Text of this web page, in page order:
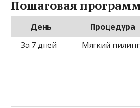
Пошаговая
День Процедура
За 7 дней
Мягкий пилинг